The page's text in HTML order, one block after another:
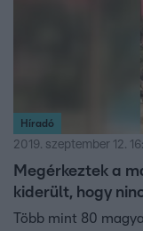
Híradó
2019. szeptember 12.
Megérkeztek a
kiderült, hogy
Több mint 80